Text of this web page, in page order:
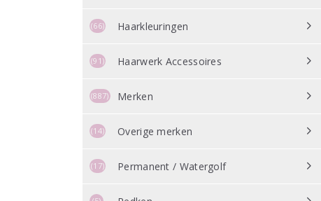
Haarkleuringen
(66)
Haarwerk Accessoires
(91)
Merken
(887)
Overige merken
(14)
Permanent / Watergolf
(17)